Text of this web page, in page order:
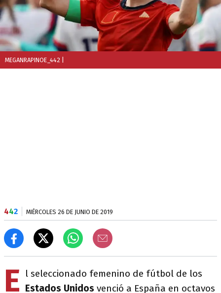
MEGANRAPINOE_442
442 MIÉRCOLES 26 DE JUNIO DE 2019
E
l seleccionado femenino de fútbol de los
Estados Unidos venció a España en octavos